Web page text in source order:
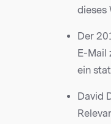
dieses
Der
E-Mail
ein
David